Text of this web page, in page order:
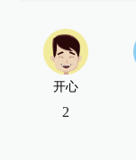
开心
2